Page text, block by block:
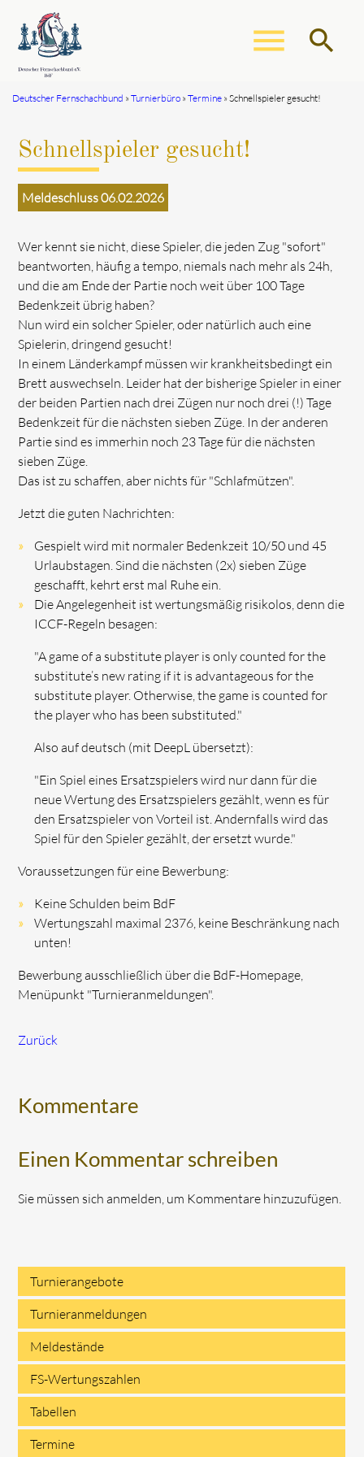
menu search
Deutscher Fernschachbund Turnierbüro Termine Schnellspieler gesucht!
Schnellspieler gesucht!
Meldeschluss 06.02.2026
Wer kennt sie nicht, diese Spieler, die jeden Zug "sofort"
beantworten, häufig a tempo, niemals nach mehr als 24h,
und die am Ende der Partie noch weit über 100 Tage
Bedenkzeit übrig haben?
Nun wird ein solcher Spieler, oder natürlich auch eine
Spielerin, dringend gesucht!
In einem Länderkampf müssen wir krankheitsbedingt ein
Brett auswechseln. Leider hat der bisherige Spieler in einer
der beiden Partien nach drei Zügen nur noch drei (!) Tage
Bedenkzeit für die nächsten sieben Züge. In der anderen
Partie sind es immerhin noch 23 Tage für die nächsten
sieben Züge.
Das ist zu schaffen, aber nichts für "Schlafmützen".
Jetzt die guten Nachrichten:
Gespielt wird mit normaler Bedenkzeit 10/50 und 45
Urlaubstagen. Sind die nächsten (2x) sieben Züge
geschafft, kehrt erst mal Ruhe ein.
Die Angelegenheit ist wertungsmäßig risikolos, denn die
ICCF-Regeln besagen:
"A game of a substitute player is only counted for the
substitute’s new rating if it is advantageous for the
substitute player. Otherwise, the game is counted for
the player who has been substituted."
Also auf deutsch (mit DeepL übersetzt):
"Ein Spiel eines Ersatzspielers wird nur dann für die
neue Wertung des Ersatzspielers gezählt, wenn es für
den Ersatzspieler von Vorteil ist. Andernfalls wird das
Spiel für den Spieler gezählt, der ersetzt wurde."
Voraussetzungen für eine Bewerbung:
Keine Schulden beim BdF
Wertungszahl maximal 2376, keine Beschränkung nach
unten!
Bewerbung ausschließlich über die BdF-Homepage,
Menüpunkt "Turnieranmeldungen".
Zurück
Kommentare
Einen Kommentar schreiben
Sie müssen sich anmelden, um Kommentare hinzuzufügen.
Navigation
überspringen
Turnierangebote
Turnieranmeldungen
Meldestände
FS-Wertungszahlen
Tabellen
Termine